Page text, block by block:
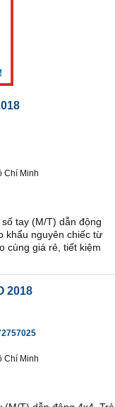
Chí Minh
tay (M/T) dẫn động
khẩu nguyên chiếc từ
cùng giá rẻ, tiết kiệm
2018
Chí Minh